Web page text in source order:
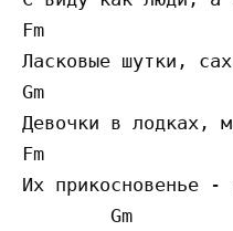
Fm
Ласковые шутки,
Gm
Девочки в лодках,
Fm
Их прикосновенье -
        Gm